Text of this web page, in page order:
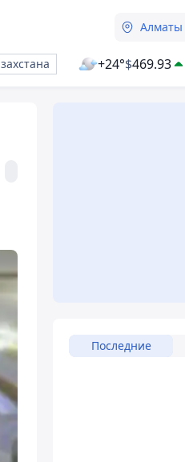
Алматы
+24°$469.93
Последние